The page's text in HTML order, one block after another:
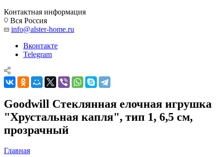
Контактная информация
Вся Россия
info@alster-home.ru
Вконтакте
Telegram
Goodwill Стеклянная елочная игрушка
"Хрустальная капля", тип 1, 6,5 см,
прозрачный
Главная